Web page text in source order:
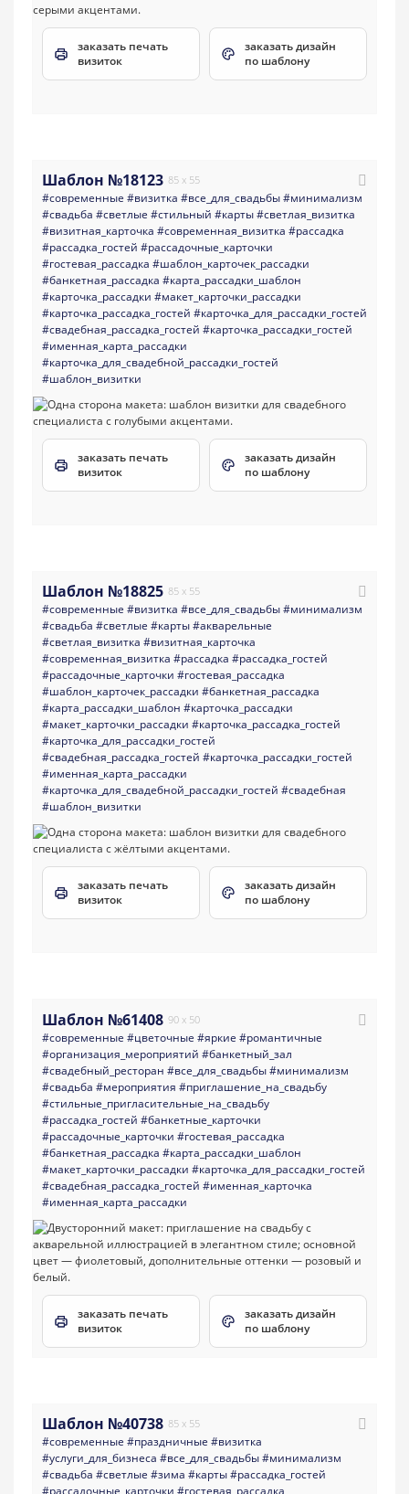
заказать печать
визиток
заказать дизайн
по шаблону
Шаблон №18123 85 x 55
#современные #визитка #все_для_свадьбы#минимализм
#свадьба #светлые #стильный #карты#светлая_визитка
#визитная_карточка #современная_визитка #рассадка
#рассадка_гостей #рассадочные_карточки
#гостевая_рассадка #шаблон_карточек_рассадки
#банкетная_рассадка #карта_рассадки_шаблон
#карточка_рассадки #макет_карточки_рассадки
#карточка_рассадка_гостей #карточка_для_рассадки_гостей
#свадебная_рассадка_гостей #карточка_рассадки_гостей
#именная_карта_рассадки
#карточка_для_свадебной_рассадки_гостей
#шаблон_визитки
заказать печать
визиток
заказать дизайн
по шаблону
Шаблон №18825 85 x 55
#современные #визитка #все_для_свадьбы#минимализм
#свадьба #светлые #карты#акварельные
#светлая_визитка #визитная_карточка
#современная_визитка #рассадка #рассадка_гостей
#рассадочные_карточки #гостевая_рассадка
#шаблон_карточек_рассадки #банкетная_рассадка
#карта_рассадки_шаблон #карточка_рассадки
#макет_карточки_рассадки #карточка_рассадка_гостей
#карточка_для_рассадки_гостей
#свадебная_рассадка_гостей #карточка_рассадки_гостей
#именная_карта_рассадки
#карточка_для_свадебной_рассадки_гостей #свадебная
#шаблон_визитки
заказать печать
визиток
заказать дизайн
по шаблону
Шаблон №61408 90 x 50
#современные #цветочные #яркие #романтичные
#организация_мероприятий #банкетный_зал
#свадебный_ресторан #все_для_свадьбы#минимализм
#свадьба #мероприятия #приглашение_на_свадьбу
#стильные_пригласительные_на_свадьбу
#рассадка_гостей #банкетные_карточки
#рассадочные_карточки #гостевая_рассадка
#банкетная_рассадка #карта_рассадки_шаблон
#макет_карточки_рассадки #карточка_для_рассадки_гостей
#свадебная_рассадка_гостей #именная_карточка
#именная_карта_рассадки
заказать печать
визиток
заказать дизайн
по шаблону
Шаблон №40738 85 x 55
#современные #праздничные #визитка
#услуги_для_бизнеса #все_для_свадьбы#минимализм
#свадьба #светлые #зима #карты#рассадка_гостей
#рассадочные_карточки #гостевая_рассадка